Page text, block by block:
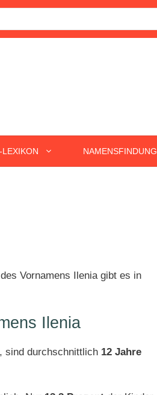
NAMENSFINDUNG
Vornamens Ilenia gibt es in
Ilenia
sind durchschnittlich 12 Jahre